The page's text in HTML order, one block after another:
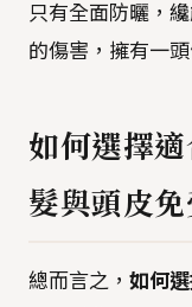
只有全面防曬，
的傷害，擁有一
如何選擇
髮與頭皮
總而言之， 如何